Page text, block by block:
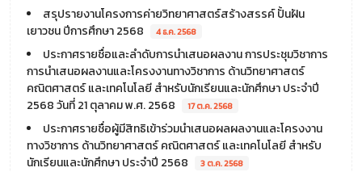
สรุปรายงานโครงการค่ายวิทยาศาสตร์สร้างสรรค์ ปั้นฝัน
เยาวชน ปีการศึกษา 2568
4 ธ.ค. 2568
ประกาศรายชื่อและลำดับการนำเสนอผลงาน การประชุมวิชาการ
การนำเสนอผลงานและโครงงานทางวิชาการ ด้านวิทยาศาสตร์
คณิตศาสตร์ และเทคโนโลยี สำหรับนักเรียนและนักศึกษา ประจำปี
2568 วันที่ 21 ตุลาคม พ.ศ. 2568
17 ต.ค. 2568
ประกาศรายชื่อผู้มีสิทธิเข้าร่วมนำเสนอผลผลงานและโครงงาน
ทางวิชาการ ด้านวิทยาศาสตร์ คณิตศาสตร์ และเทคโนโลยี สำหรับ
นักเรียนและนักศึกษา ประจำปี 2568
3 ต.ค. 2568